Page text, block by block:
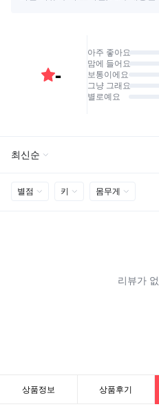
상품정보 상품후기